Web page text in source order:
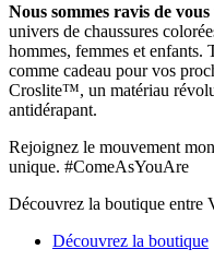
Nous sommes ravis de
univers de chaussures
hommes, femmes et enfants.
comme cadeau pour vos
Croslite™, un matériau
antidérapant.
Rejoignez le mouvement
unique. #ComeAsYouAre
Découvrez la boutique
Découvrez la boutique